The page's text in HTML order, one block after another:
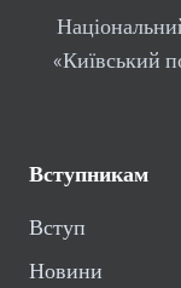
«Київський
Вступникам
Вступ
Новини